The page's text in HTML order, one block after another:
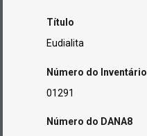
Título
Eudialita
Número do Inventário
01291
Número do DANA8